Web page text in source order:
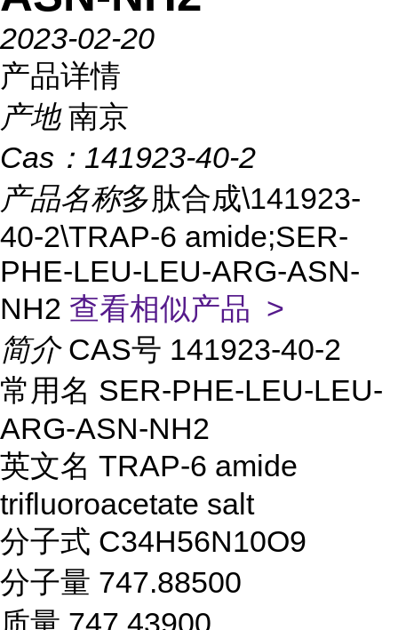
2023-02-20
产品详情
产地 南京
Cas： 141923-40-2
产品名称多肽合成\141923-
40-2\TRAP-6 amide;SER-
PHE-LEU-LEU-ARG-ASN-
NH2 查看相似产品 >
简介 CAS号 141923-40-2
常用名 SER-PHE-LEU-LEU-
ARG-ASN-NH2
英文名 TRAP-6 amide
trifluoroacetate salt
分子式 C34H56N10O9
分子量 747.88500
质量 747.43900